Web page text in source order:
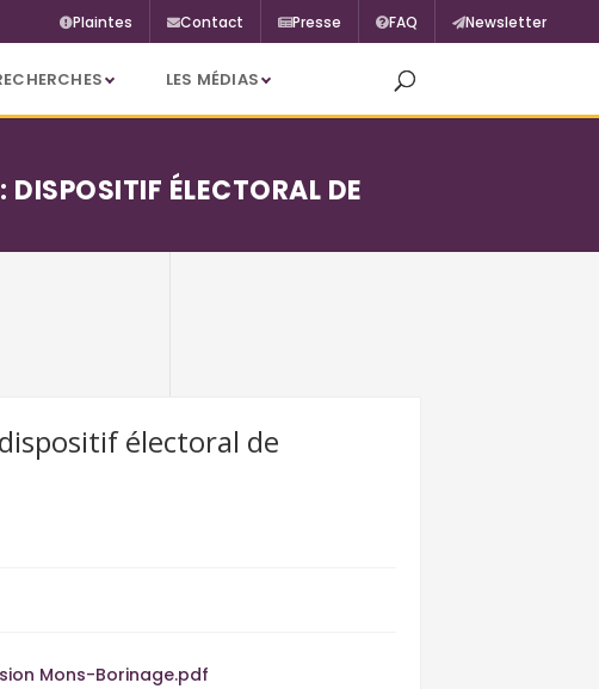
Plaintes Contact Presse FAQ Newsletter
LES MÉDIAS
ÉLECTORAL DE
électoral de
Mons-Borinage.pdf